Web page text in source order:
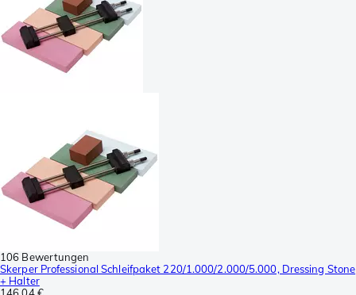
106 Bewertungen
Skerper Professional Schleifpaket 220/1.000/2.000/5.000, Dressing Stone
+ Halter